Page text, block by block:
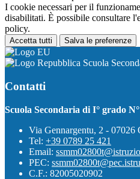
I cookie necessari per il
disabilitati. È possibile consultare
policy.
Accetta tutti Salva le preferenze
Scuola
Contatti
Scuola Secondaria di I° grado
Via Gennargentu, 2 - 07026
Tel: +39 0789 25 421
Email:
PEC:
C.F.: 82005020902